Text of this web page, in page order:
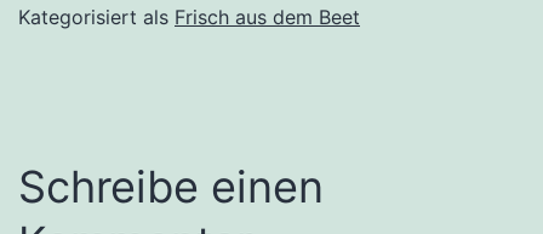
Kategorisiert als Frisch aus dem Beet
Schreibe einen